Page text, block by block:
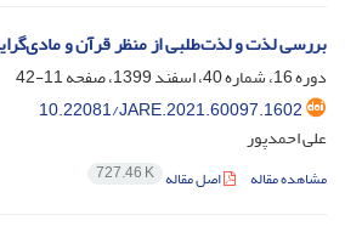
بررسی لذت و لذت‌طلبی از منظر قرآن و
دوره 16، شماره 40، اسفند 1399، صفحه
11-42
10.22081/JARE.2021.60097.1602
علی احمدپور
مشاهده مقاله اصل مقاله 727.46 K